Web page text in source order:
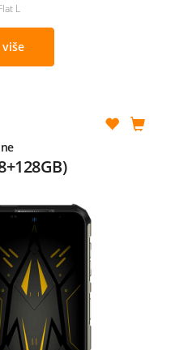
L
više